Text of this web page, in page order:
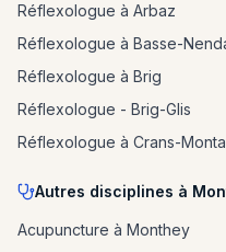
Réflexologue à Arbaz
Réflexologue à Basse-
Réflexologue à Brig
Réflexologue - Brig-Glis
Réflexologue à Crans-
Autres disciplines à
Acupuncture à Monthey